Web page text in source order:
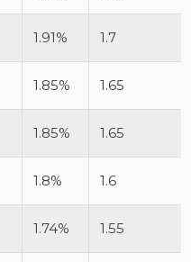
1.91% 1.7
1.85% 1.65
1.85% 1.65
1.8% 1.6
1.74% 1.55